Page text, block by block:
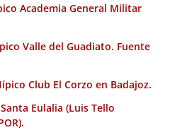
Academia General Militar
Valle del Guadiato. Fuente
Club El Corzo en Badajoz.
Eulalia (Luis Tello